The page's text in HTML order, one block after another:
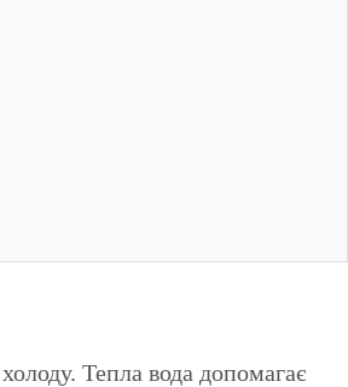
Тепла вода допомагає